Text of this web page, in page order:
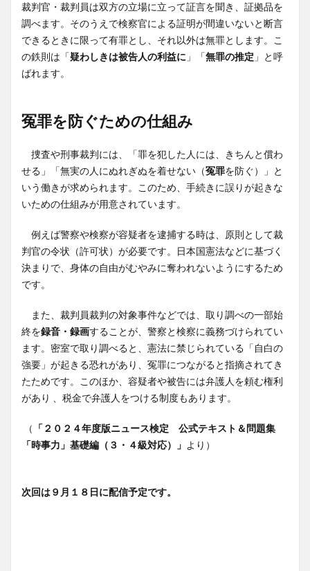
裁判官・裁判員は双方の立場に立って証言を聞き、証拠品を
調べます。そのうえで検察官による証明が間違いないと断言
できるときに限って有罪とし、それ以外は無罪とします。こ
の鉄則は「疑わしきは被告人の利益に 」「無罪の推定 」と呼
ばれます。
冤罪を防ぐための仕組み
捜査や刑事裁判には、「罪を犯した人には、きちんと償わ
せる」「無実の人にぬれぎぬを着せない（冤罪を防ぐ）」と
いう働きが求められます。このため、手続きに誤りが起きな
いための仕組みが用意されています。
例えば警察や検察が容疑者を逮捕する時は、原則として裁
判官の令状（許可状）が必要です。日本国憲法などに基づく
決まりで、身体の自由がむやみに奪われないようにするため
です。
また、裁判員裁判の対象事件などでは、取り調べの一部始
終を録音・録画することが、警察と検察に義務づけられてい
ます。密室で取り調べると、憲法に禁じられている「自白の
強要」が起きる恐れがあり、冤罪につながると指摘されてき
たためです。このほか、容疑者や被告には弁護人を頼む権利
があり 、税金で弁護人をつける制度もあります。
（ 「２０２４年度版ニュース検定 公式テキスト＆問題集
「時事力」基礎編（３・４級対応）」 より）
次回は９月１８日に配信予定です。